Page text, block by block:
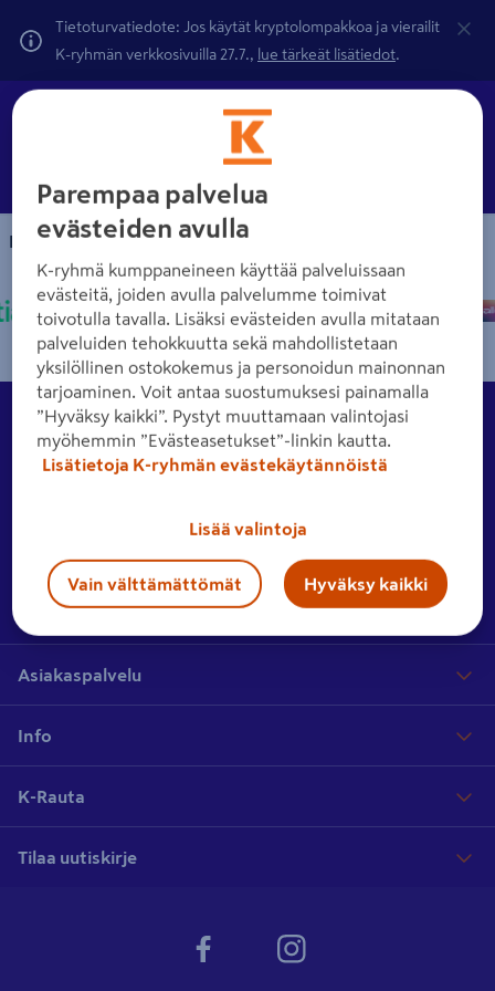
Tietoturvatiedote: Jos käytät kryptolompakkoa ja vierailit
K-ryhmän verkkosivuilla 27.7., lue tärkeät lisätiedot.
Maksutavat
Asiakkuus
Tutustu eri asiakkuusvaihtoehtoihin K-Raudassa.
Jätä meille palautetta tai lähetä yhteydenottopyyntö.
Hae myymälää
Etsi lähin myymäläsi laajasta myymäläverkostostamme
Asiakaspalvelu
Info
K-Rauta
Tilaa uutiskirje
Parempaa palvelua
evästeiden avulla
K-ryhmä kumppaneineen käyttää palveluissaan
evästeitä, joiden avulla palvelumme toimivat
toivotulla tavalla. Lisäksi evästeiden avulla mitataan
palveluiden tehokkuutta sekä mahdollistetaan
yksilöllinen ostokokemus ja personoidun mainonnan
tarjoaminen. Voit antaa suostumuksesi painamalla
”Hyväksy kaikki”. Pystyt muuttamaan valintojasi
myöhemmin ”Evästeasetukset”-linkin kautta.
Lisätietoja K-ryhmän evästekäytännöistä
Lisää valintoja
Vain välttämättömät Hyväksy kaikki